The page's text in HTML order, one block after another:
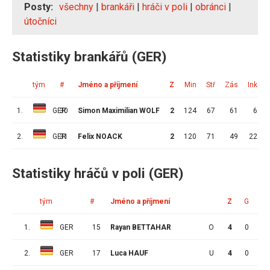
Posty: všechny | brankáři | hráči v poli | obránci |
útočníci
Statistiky brankářů (GER)
tým # Jméno a příjmení Z Min Stř Zás Ink
1. GER
30 Simon Maximilian WOLF 2 124 67 61 6
2. GER
31 Felix NOACK 2 120 71 49 22
Statistiky hráčů v poli (GER)
tým # Jméno a příjmení Z G
1. GER 15 Rayan BETTAHAR O 4 0
2. GER 17 Luca HAUF U 4 0